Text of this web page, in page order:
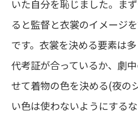
いた自分を恥じました。ま
ると監督と衣裳のイメージ
です。衣裳を決める要素は
代考証が合っているか、劇
せて着物の色を決める(夜の
い色は使わないようにする